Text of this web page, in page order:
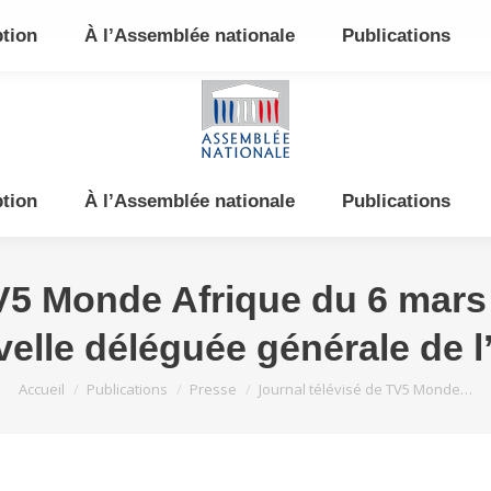
À l’Assemblée nationale Publications
Monde Afrique du 6
déléguée générale de
Vous êtes ici :
Accueil Publications Presse Journal télévisé de TV5 Monde…
À l’Assemblée nationale Publications